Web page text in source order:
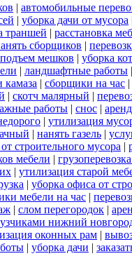
| автомобильные
| уборка дачи от мусора
траншей | расстановка
сборщиков |
подъем мешков | уборка
| ландшафтные работы |
камаза | сборщики на час |
| скотч малярный |
работы | снос |
| утилизация
| нанять газель |
строительного мусора |
мебели |
| утилизация старой
| уборка офиса от
мебели на час |
| слом перегородок |
нижний
оконных рам |
| уборка дачи |